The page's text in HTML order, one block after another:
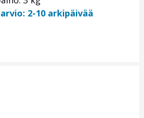
2-10 arkipäivää